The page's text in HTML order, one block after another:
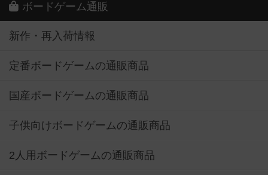
ボードゲーム通販
新作・再入荷情報
定番ボードゲームの通販商品
国産ボードゲームの通販商品
子供向けボードゲームの通販商品
2人用ボードゲームの通販商品